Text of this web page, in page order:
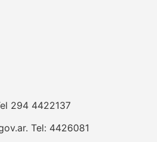
294 4422137
Tel: 4426081